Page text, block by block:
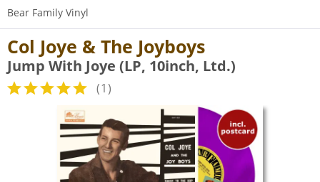
Bear Family Vinyl
Col Joye & The Joyboys
Jump With Joye (LP, 10inch, Ltd.)
(1)